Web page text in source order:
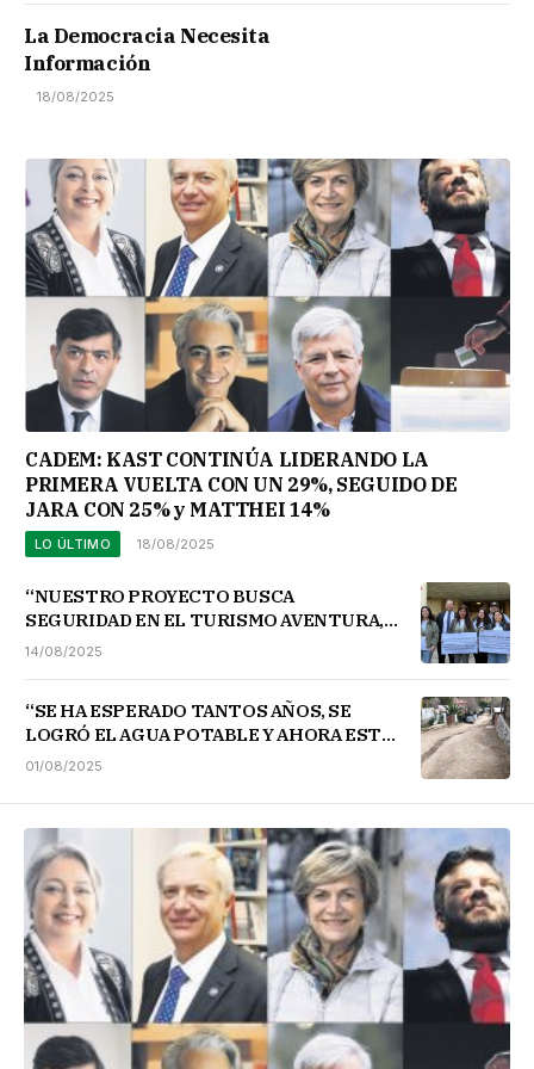
La Democracia Necesita
Información
18/08/2025
CADEM: KAST CONTINÚA LIDERANDO LA
PRIMERA VUELTA CON UN 29%, SEGUIDO DE
JARA CON 25% y MATTHEI 14%
LO ÚLTIMO 18/08/2025
“NUESTRO PROYECTO BUSCA
SEGURIDAD EN EL TURISMO AVENTURA,
SANCIONES GRAVES PARA QUIENES
14/08/2025
“SE HA ESPERADO TANTOS AÑOS, SE
LOGRÓ EL AGUA POTABLE Y AHORA ESTÁ
AD PORTAS DE TENER DEFINITIVAMENTE
01/08/2025